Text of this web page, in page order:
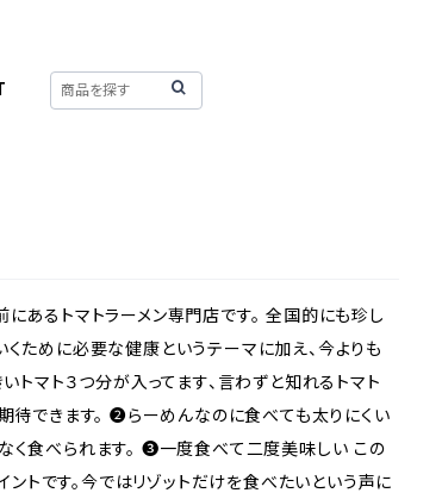
あるトマトラーメン専門店です。 全国的にも珍し
ために必要な健康というテーマに加え、今よりも
マト３つ分が入ってます、言わずと知れるトマト
待できます。 ❷らーめんなのに食べても太りにくい
く食べられます。 ❸一度食べて二度美味しい この
トです。今ではリゾットだけを食べたいという声に